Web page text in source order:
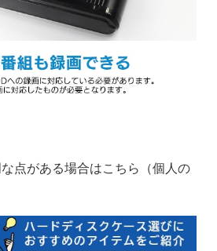
点がある場合はこちら（個人の